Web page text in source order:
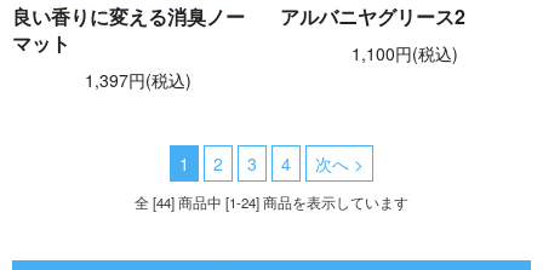
良い香りに変える消臭ノー
マット
1,397円(税込)
アルバニヤグリース2
1,100円(税込)
1 2 3 4 次へ >
全 [44] 商品中 [1-24] 商品を表示しています